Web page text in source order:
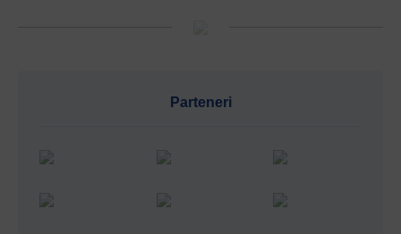
Parteneri